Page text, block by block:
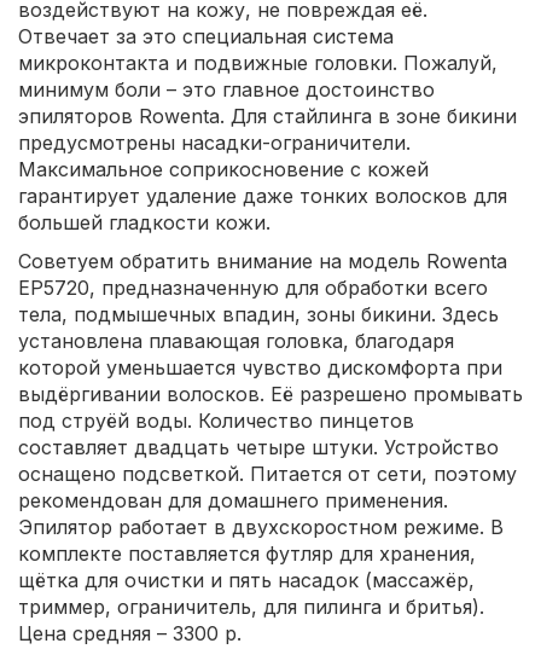
воздействуют на кожу, не повреждая её.
Отвечает за это специальная система
микроконтакта и подвижные головки. Пожалуй,
минимум боли – это главное достоинство
эпиляторов Rowenta. Для стайлинга в зоне бикини
предусмотрены насадки-ограничители.
Максимальное соприкосновение с кожей
гарантирует удаление даже тонких волосков для
большей гладкости кожи.
Советуем обратить внимание на модель Rowenta
EP5720, предназначенную для обработки всего
тела, подмышечных впадин, зоны бикини. Здесь
установлена плавающая головка, благодаря
которой уменьшается чувство дискомфорта при
выдёргивании волосков. Её разрешено промывать
под струёй воды. Количество пинцетов
составляет двадцать четыре штуки. Устройство
оснащено подсветкой. Питается от сети, поэтому
рекомендован для домашнего применения.
Эпилятор работает в двухскоростном режиме. В
комплекте поставляется футляр для хранения,
щётка для очистки и пять насадок (массажёр,
триммер, ограничитель, для пилинга и бритья).
Цена средняя – 3300 р.